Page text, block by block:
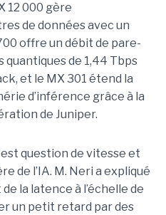
12 000 gère
de données avec un
offre un débit de pare-
de 1,44 Tbps
et le MX 301 étend la
d’inférence grâce à la
de Juniper.
question de vitesse et
de l’IA. M. Neri a expliqué
la latence à l’échelle de
un petit retard par des